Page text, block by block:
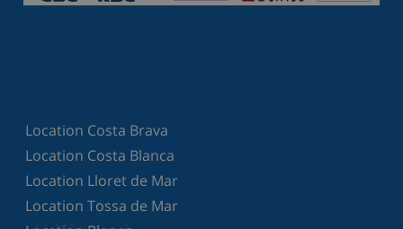
Location Costa Brava
Location Costa Blanca
Location Lloret de Mar
Location Tossa de Mar